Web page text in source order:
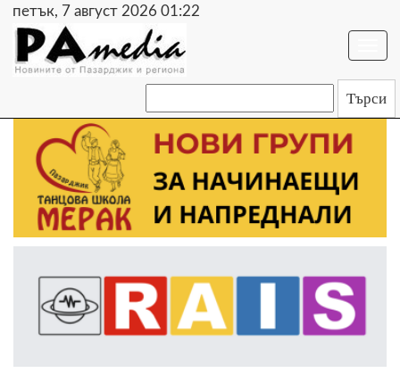
петък, 7 август 2026 01:22